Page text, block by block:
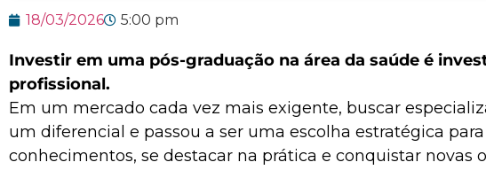
18/03/2026 5:00 pm
Investir em uma pós-graduação na área da saúde é
profissional.
Em um mercado cada vez mais exigente, buscar
um diferencial e passou a ser uma escolha estratégica
conhecimentos, se destacar na prática e conquistar novas